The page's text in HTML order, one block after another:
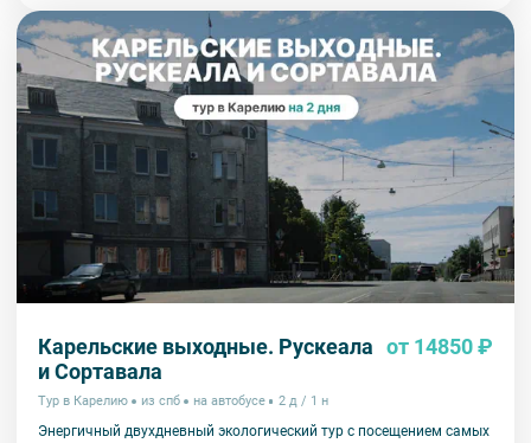
Карельские выходные. Рускеала
и Сортавала
от 14850 ₽
Тур в Карелию из спб на автобусе 2 д / 1 н
Энергичный двухдневный экологический тур с посещением самых